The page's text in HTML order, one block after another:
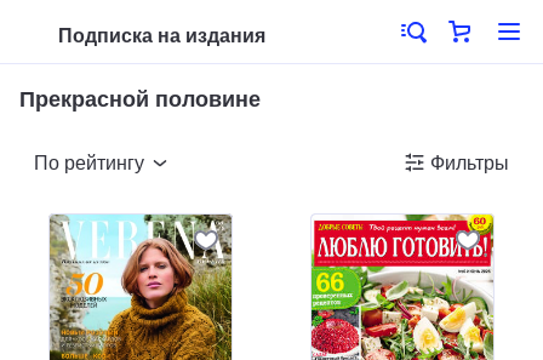
Подписка на издания
Прекрасной половине
По рейтингу Фильтры